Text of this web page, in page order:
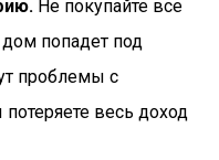
Не покупайте все
попадет под
проблемы с
весь доход